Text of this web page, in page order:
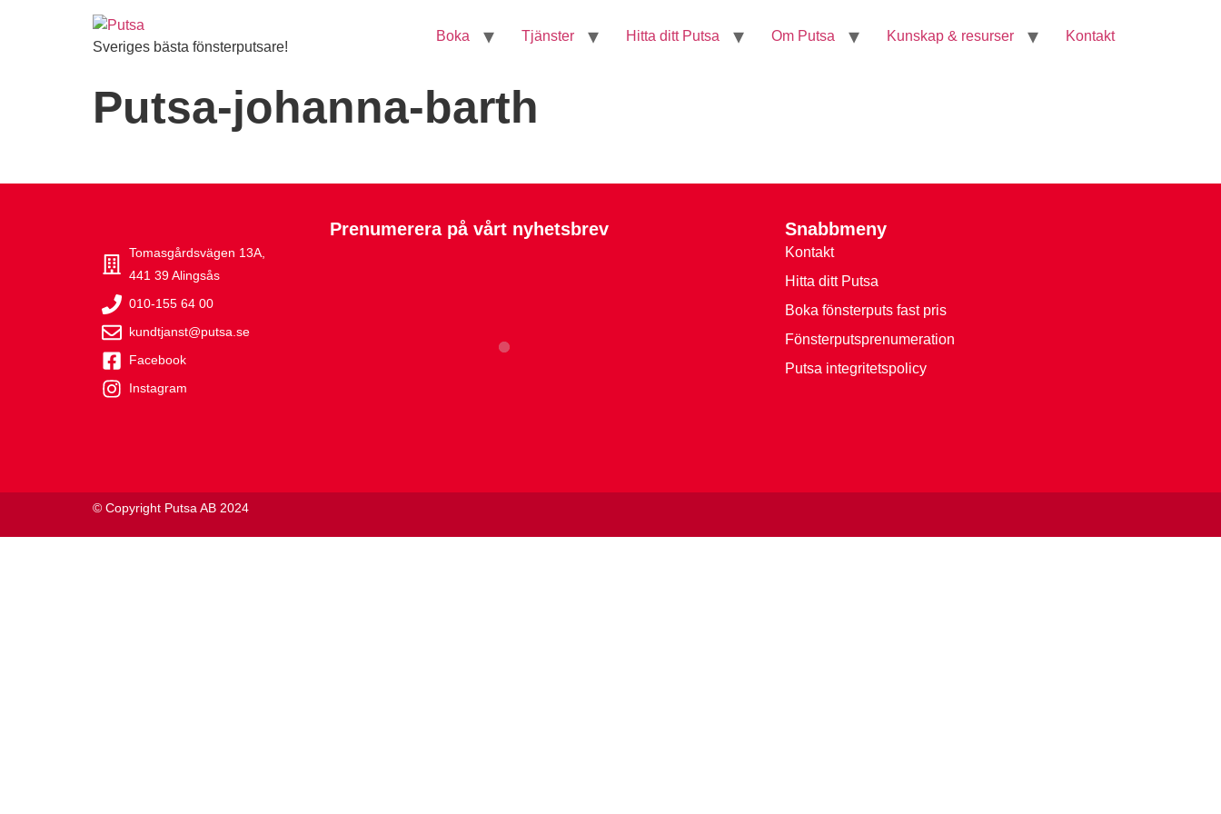
Sveriges bästa fönsterputsare!
Boka Tjänster Hitta ditt Putsa Om Putsa Kunskap & resurser Kontakt
Putsa-johanna-barth
Tomasgårdsvägen 13A,
441 39 Alingsås
010-155 64 00
kundtjanst@putsa.se
Facebook
Instagram
Prenumerera på vårt nyhetsbrev Snabbmeny
Kontakt
Hitta ditt Putsa
Boka fönsterputs fast pris
Fönsterputsprenumeration
Putsa integritetspolicy
© Copyright Putsa AB 2024